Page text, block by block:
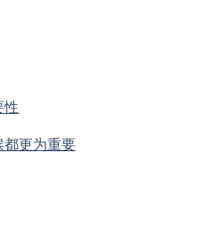
性
都更为重要